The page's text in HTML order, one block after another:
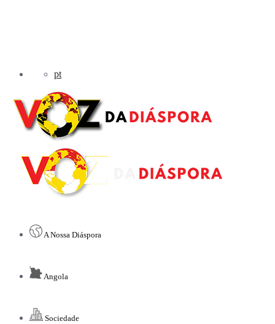
pt
A Nossa Diáspora
Angola
Sociedade